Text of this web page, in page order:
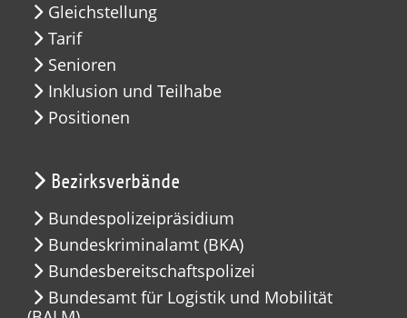
Gleichstellung
Tarif
Senioren
Inklusion und Teilhabe
Positionen
Bezirksverbände
Bundespolizeipräsidium
Bundeskriminalamt (BKA)
Bundesbereitschaftspolizei
Bundesamt für Logistik und Mobilität